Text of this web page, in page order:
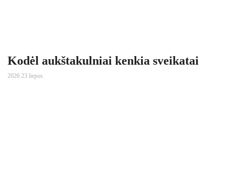
Kodėl aukštakulniai kenkia sveikatai
2026 23 liepos